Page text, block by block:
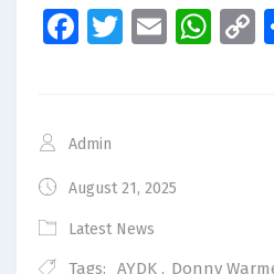
Facebook
Twitter
Email
Admin
August 21, 2025
Latest News
Tags: AYDK , Donny